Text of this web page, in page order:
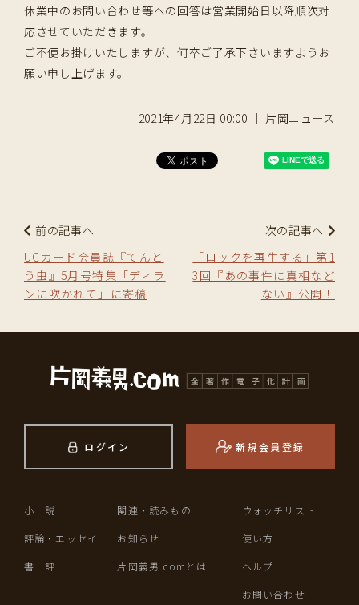
休業中のお問い合わせ等への回答は営業開始日以降順次対
応させていただきます。
ご不便お掛けいたしますが、何卒ご了承下さいますようお
願い申し上げます。
2021年4月22日 00:00 ｜ 片岡ニュース
前の記事へ
UCカード会員誌『てんと
う虫』5月号特集「ディラ
ンに吹かれて」に寄稿
次の記事へ
「ロックを再生する」第1
3回『あの事件に真相など
ない』公開！
ログイン 新規会員登録
小 説
評論・エッセイ
書 評
関連・読みもの
お知らせ
片岡義男.comとは
ウォッチリスト
使い方
ヘルプ
お問い合わせ